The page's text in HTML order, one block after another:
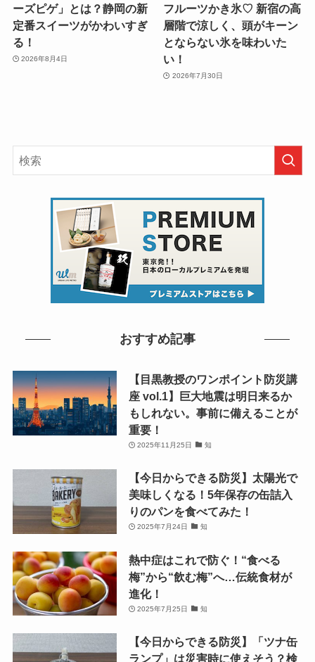
ーズピゲ」とは？静岡の新
定番スイーツがかわいすぎ
る！
2026年8月4日
フルーツかき氷♡ 新宿の高
層階で涼しく、頭がキーン
とならない氷を味わいた
い！
2026年7月30日
おすすめ記事
【目黒教授のワンポイント防災講
座 vol.1】巨大地震は明日来るか
もしれない。事前に備えることが
重要！
2025年11月25日 知
【今日からできる防災】太陽光で
美味しくなる！5年保存の缶詰入
りのパンを食べてみた！
2025年7月24日 知
熱中症はこれで防ぐ！“食べる
梅”から“飲む梅”へ…伝統食材が
進化！
2025年7月25日 知
【今日からできる防災】「ツナ缶
ランプ」は災害時に使えそう？検